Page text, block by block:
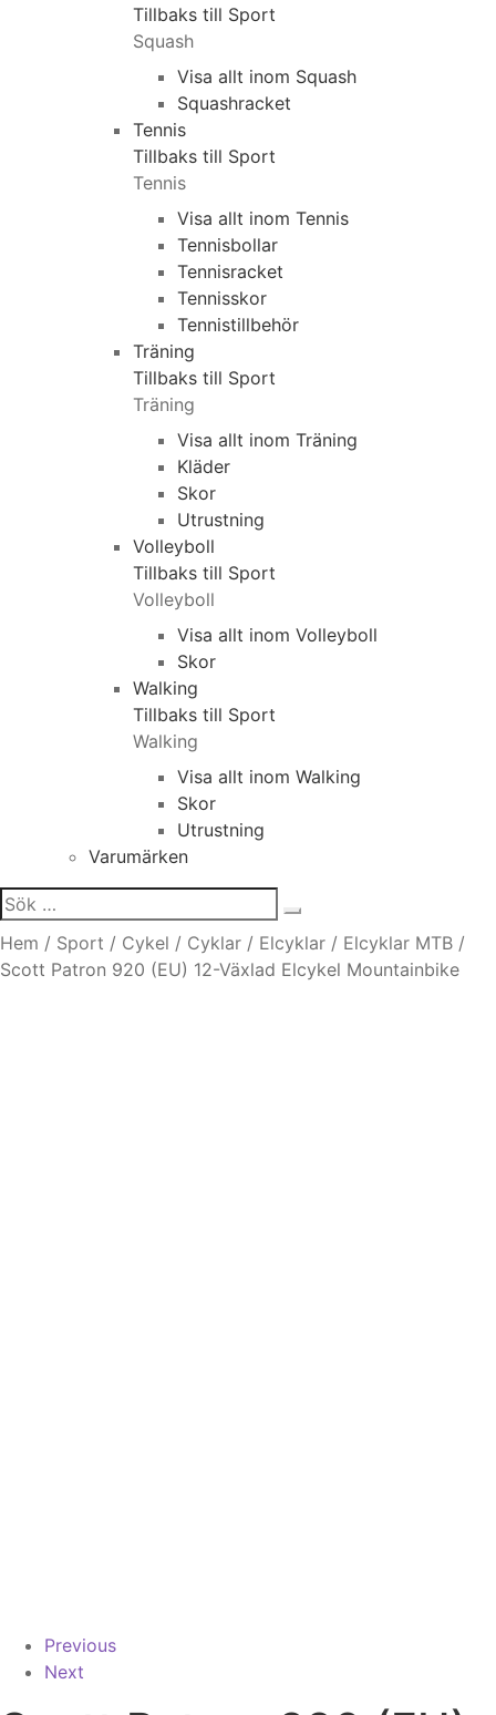
Tillbaks till Sport
Squash
Visa allt inom Squash
Squashracket
Tennis
Tillbaks till Sport
Tennis
Visa allt inom Tennis
Tennisbollar
Tennisracket
Tennisskor
Tennistillbehör
Träning
Tillbaks till Sport
Träning
Visa allt inom Träning
Kläder
Skor
Utrustning
Volleyboll
Tillbaks till Sport
Volleyboll
Visa allt inom Volleyboll
Skor
Walking
Tillbaks till Sport
Walking
Visa allt inom Walking
Skor
Utrustning
Varumärken
Sök
efter:
Hem / Sport / Cykel / Cyklar / Elcyklar / Elcyklar MTB /
Scott Patron 920 (EU) 12-Växlad Elcykel Mountainbike
Previous
Next